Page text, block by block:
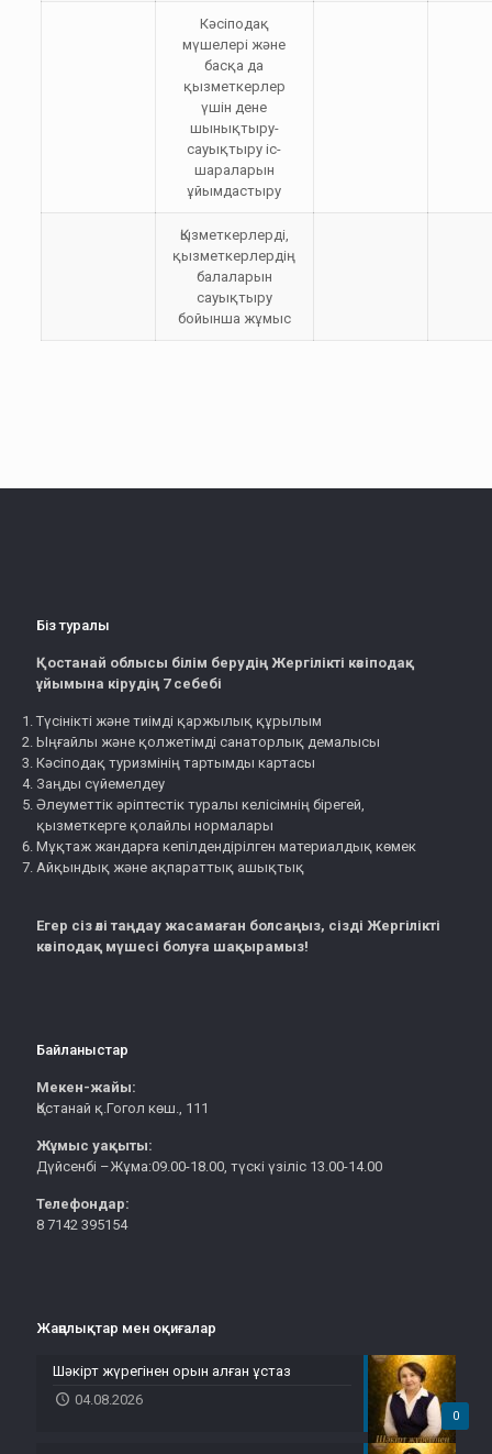
Кәсіподақ
мүшелері және
басқа да
қызметкерлер
үшін дене
шынықтыру-
сауықтыру іс-
шараларын
ұйымдастыру
Қызметкерлерді,
қызметкерлердің
балаларын
сауықтыру
бойынша жұмыс
Біз туралы
Қостанай облысы білім берудің Жергілікті кәсіподақ
ұйымына кірудің 7 себебі
Түсінікті және тиімді қаржылық құрылым
Ыңғайлы және қолжетімді санаторлық демалысы
Кәсіподақ туризмінің тартымды картасы
Заңды сүйемелдеу
Әлеуметтік әріптестік туралы келісімнің бірегей,
қызметкерге қолайлы нормалары
Мұқтаж жандарға кепілдендірілген материалдық көмек
Айқындық және ақпараттық ашықтық
Егер сіз әлі таңдау жасамаған болсаңыз, сізді Жергілікті
кәсіподақ мүшесі болуға шақырамыз!
Байланыстар
Мекен-жайы:
Қостанай қ.Гогол көш., 111
Жұмыс уақыты:
Дүйсенбі –Жұма:09.00-18.00, түскі үзіліс 13.00-14.00
Телефондар:
8 7142 395154
Жаңалықтар мен оқиғалар
0
Шәкірт жүрегінен орын алған ұстаз
04.08.2026